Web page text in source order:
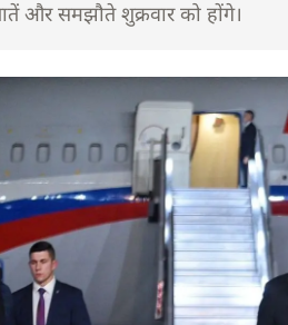
और समझौते शुक्रवार को होंगे।